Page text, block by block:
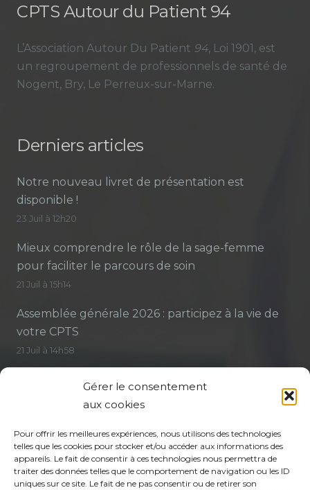
Gérer le consentement
aux cookies
Pour offrir les meilleures expériences, nous utilisons des technologies
telles que les cookies pour stocker et/ou accéder aux informations des
appareils. Le fait de consentir à ces technologies nous permettra de
traiter des données telles que le comportement de navigation ou les ID
uniques sur ce site. Le fait de ne pas consentir ou de retirer son
CPTS Autour du Patient 94
L’Association Autour Du Patient 94, Loi 1901, est
un regroupement de professionnels de santé de
Nogent, Bry, Le Perreux-sur-Marne.
Derniers articles
Notre nouveau livret de présentation est
disponible !
23 Juil à 12h20
Mieux comprendre le rôle de la sage-femme
pour faciliter le parcours de soin
21 Juil à 15h14
Assemblée générale 2026 : participez à la vie de
votre CPTS
21 Juil à 14h58
coordination@cptsadp94.com
+33 6 27 84 93 26